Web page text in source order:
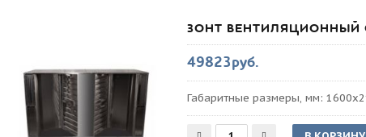
ЗОНТ ВЕНТИЛЯЦИОННЫЙ
49823руб.
Габаритные размеры, мм: